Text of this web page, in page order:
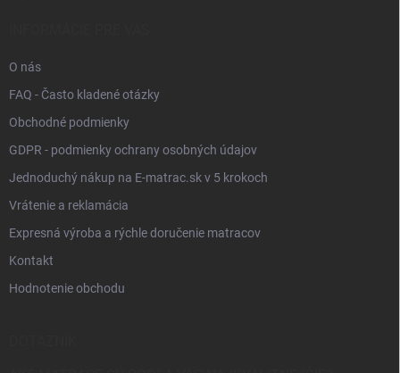
O nás
FAQ - Často kladené otázky
Obchodné podmienky
GDPR - podmienky ochrany osobných údajov
Jednoduchý nákup na E-matrac.sk v 5 krokoch
Vrátenie a reklamácia
Expresná výroba a rýchle doručenie matracov
Kontakt
Hodnotenie obchodu